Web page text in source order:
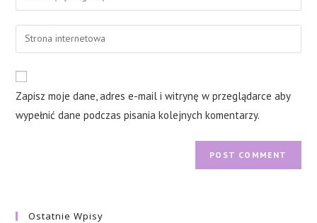
comment
your
email
address
Enter
your
URL
(optional)
Zapisz moje dane, adres e-mail i witrynę w przeglądarce aby
wypełnić dane podczas pisania kolejnych komentarzy.
Ostatnie Wpisy